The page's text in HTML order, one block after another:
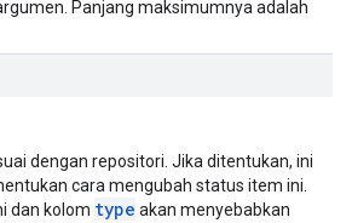
Panjang maksimumnya adalah
dengan repositori. Jika ditentukan, ini
cara mengubah status item ini.
dan kolom type akan menyebabkan